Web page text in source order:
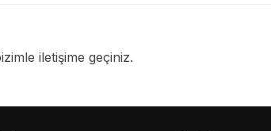
iletişime geçiniz.